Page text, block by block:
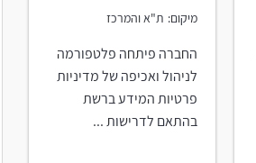
מיקום: ת"א והמרכז
החברה פיתחה פלטפורמה
לניהול ואכיפה של מדיניות
פרטיות המידע ברשת
בהתאם לדרישות ...